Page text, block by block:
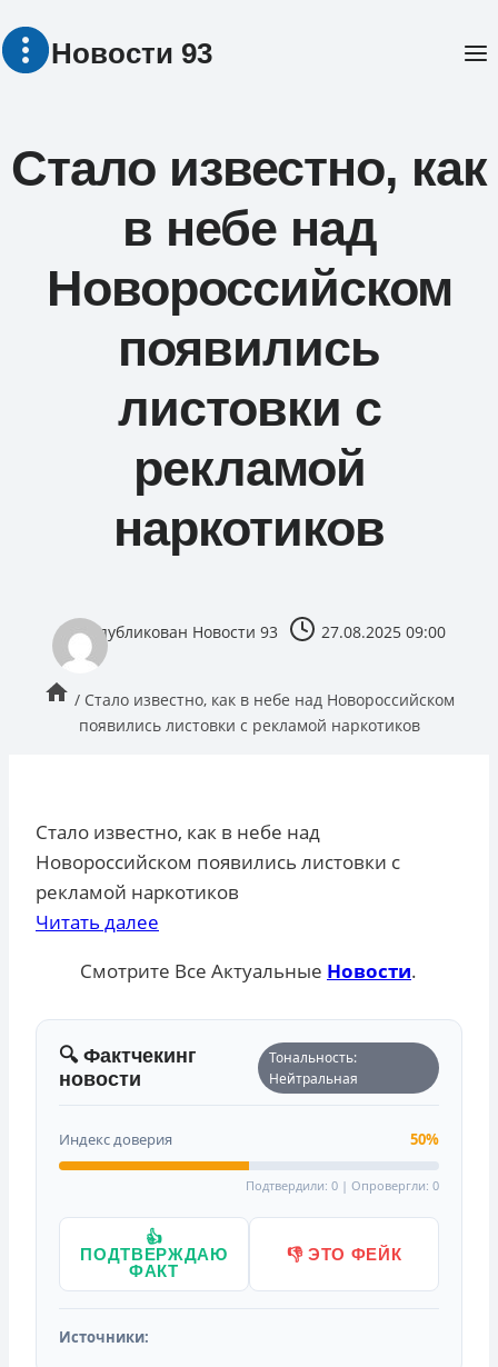
Перейти
Новости 93
Стало известно, как
в небе над
Новороссийском
появились
листовки с
рекламой
наркотиков
опубликован Новости 93 27.08.2025 09:00
/ Стало известно, как в небе над Новороссийском
появились листовки с рекламой наркотиков
Стало известно, как в небе над
Новороссийском появились листовки с
рекламой наркотиков
Читать далее
Смотрите Все Актуальные Новости.
🔍 Фактчекинг
новости
Тональность:
Нейтральная
Индекс доверия 50%
Подтвердили: 0 | Опровергли: 0
👍
ПОДТВЕРЖДАЮ
ФАКТ
👎 ЭТО ФЕЙК
Источники: